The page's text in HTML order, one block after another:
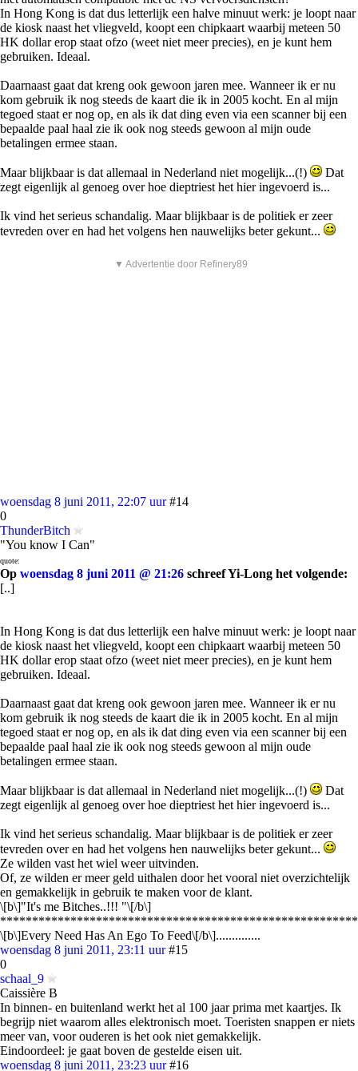
In Hong Kong is dat dus letterlijk een halve minuut werk: je loopt naar
de kiosk naast het vliegveld, koopt een chipkaart waarbij meteen 50
HK dollar erop staat ofzo (weet niet meer precies), en je kunt hem
gebruiken. Ideaal.
Daarnaast gaat dat kreng ook gewoon jaren mee. Wanneer ik er nu
kom gebruik ik nog steeds de kaart die ik in 2005 kocht. En al mijn
tegoed staat er nog op, en als ik dat ding even via een scanner bij een
bepaalde paal haal zie ik ook nog steeds gewoon al mijn oude
betalingen ermee staan.
Maar blijkbaar is dat allemaal in Nederland niet mogelijk...(!)
Dat
zegt eigenlijk al genoeg over hoe dieptriest het hier ingevoerd is...
Ik vind het serieus schandalig. Maar blijkbaar is de politiek er zeer
tevreden over en had het volgens hen nauwelijks beter gekunt...
▼ Advertentie door Refinery89
woensdag 8 juni 2011, 22:07 uur #14
0
ThunderBitch
"You know I Can"
quote:
Op woensdag 8 juni 2011 @ 21:26 schreef Yi-Long het volgende:
[..]
In Hong Kong is dat dus letterlijk een halve minuut werk: je loopt naar
de kiosk naast het vliegveld, koopt een chipkaart waarbij meteen 50
HK dollar erop staat ofzo (weet niet meer precies), en je kunt hem
gebruiken. Ideaal.
Daarnaast gaat dat kreng ook gewoon jaren mee. Wanneer ik er nu
kom gebruik ik nog steeds de kaart die ik in 2005 kocht. En al mijn
tegoed staat er nog op, en als ik dat ding even via een scanner bij een
bepaalde paal haal zie ik ook nog steeds gewoon al mijn oude
betalingen ermee staan.
Maar blijkbaar is dat allemaal in Nederland niet mogelijk...(!)
Dat
zegt eigenlijk al genoeg over hoe dieptriest het hier ingevoerd is...
Ik vind het serieus schandalig. Maar blijkbaar is de politiek er zeer
tevreden over en had het volgens hen nauwelijks beter gekunt...
Ze wilden vast het wiel weer uitvinden.
Of, ze wilden er meer geld uithalen door het vooral niet overzichtelijk
en gemakkelijk in gebruik te maken voor de klant.
\[b\]"It's me Bitches..!!! "\[/b\]
\[b\]Every Need Has An Ego To Feed\[/b\]..............
woensdag 8 juni 2011, 23:11 uur #15
0
schaal_9
Caissière B
In binnen- en buitenland werkt het al 100 jaar prima met kaartjes. Ik
begrijp niet waarom alles elektronisch moet. Toeristen snappen er niets
meer van, voor ouderen is het ook niet gemakkelijk.
Eindoordeel: je gaat boven de gestelde eisen uit.
woensdag 8 juni 2011, 23:23 uur #16